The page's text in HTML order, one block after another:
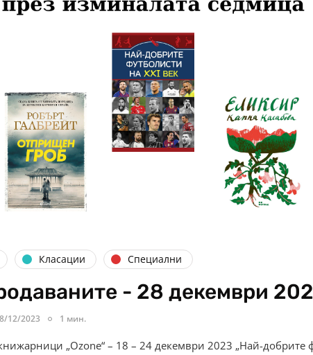
Класации Специални
- 28 декември
12/2023 1 мин.
„Ozone“ – 18 – 24 декември 2023 „Най-добрите